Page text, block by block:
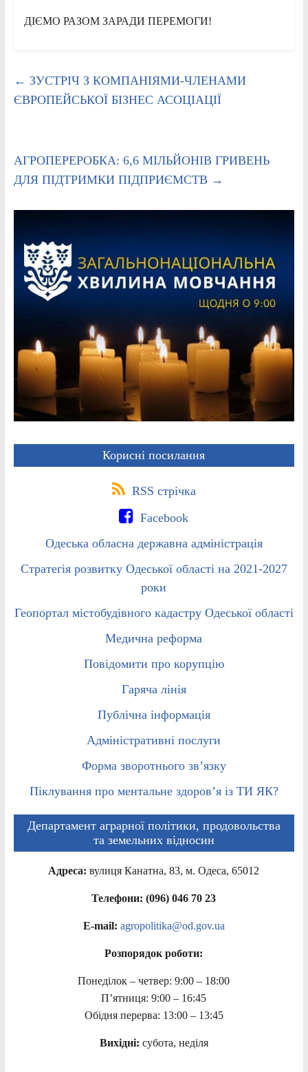
ДІЄМО РАЗОМ ЗАРАДИ ПЕРЕМОГИ!
← ЗУСТРІЧ З КОМПАНІЯМИ-ЧЛЕНАМИ
ЄВРОПЕЙСЬКОЇ БІЗНЕС АСОЦІАЦІЇ
АГРОПЕРЕРОБКА: 6,6 МІЛЬЙОНІВ ГРИВЕНЬ
ДЛЯ ПІДТРИМКИ ПІДПРИЄМСТВ →
Корисні посилання
RSS стрічка
Facebook
Одеська обласна державна адміністрація
Стратегія розвитку Одеської області на 2021-2027
роки
Геопортал містобудівного кадастру Одеської області
Медична реформа
Повідомити про корупцію
Гаряча лінія
Публічна інформація
Адміністративні послуги
Форма зворотнього зв’язку
Піклування про ментальне здоров’я із ТИ ЯК?
Департамент аграрної політики, продовольства
та земельних відносин
Адреса: вулиця Канатна, 83, м. Одеса, 65012
Телефони: (096) 046 70 23
E-mail: agropolitika@od.gov.ua
Розпорядок роботи:
Понеділок – четвер: 9:00 – 18:00
П’ятниця: 9:00 – 16:45
Обідня перерва: 13:00 – 13:45
Вихідні: субота, неділя